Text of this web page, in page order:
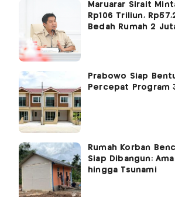
Maruarar Sirait
Rp106 Triliun,
Bedah Rumah 2
Prabowo Siap
Percepat Program
Rumah Korban
Siap Dibangun:
hingga Tsunami